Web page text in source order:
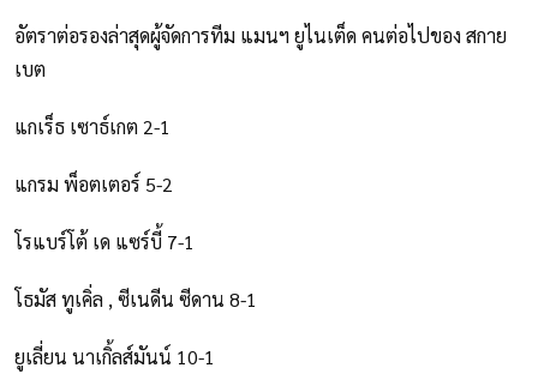
อัตราต่อรองล่าสุดผู้จัดการทีม แมนฯ ยูไนเต็ด คนต่อไปของ สกาย
เบต
แกเร็ธ เซาธ์เกต 2-1
แกรม พ็อตเตอร์ 5-2
โรแบร์โต้ เด แซร์บี้ 7-1
โธมัส ทูเคิ่ล , ซีเนดีน ซีดาน 8-1
ยูเลี่ยน นาเกิ้ลส์มันน์ 10-1